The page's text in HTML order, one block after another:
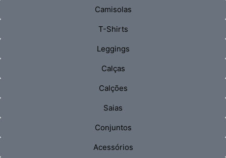
Camisolas
T-Shirts
Leggings
Calças
Calções
Saias
Conjuntos
Acessórios